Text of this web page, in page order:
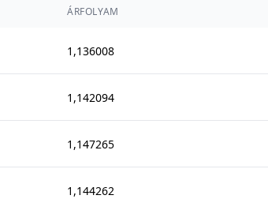
ÁRFOLYAM
1,136008
1,142094
1,147265
1,144262